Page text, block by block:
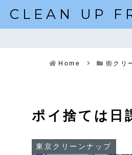
CLEAN UP
Home 街クリ
ポイ捨ては日
東京クリーンナップ